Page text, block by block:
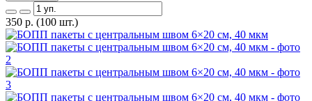
350 р. (100 шт.)